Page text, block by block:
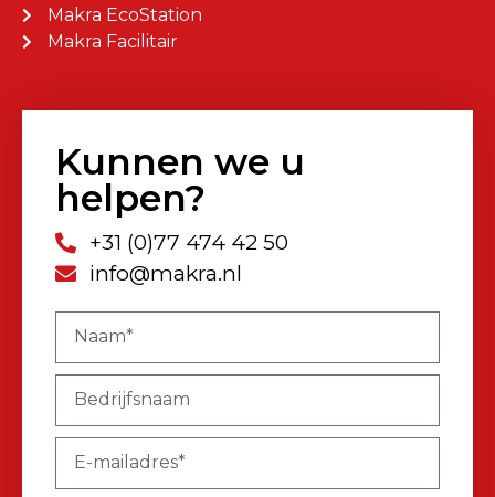
Makra EcoStation
Makra Facilitair
Kunnen we u
helpen?
+31 (0)77 474 42 50
info@makra.nl